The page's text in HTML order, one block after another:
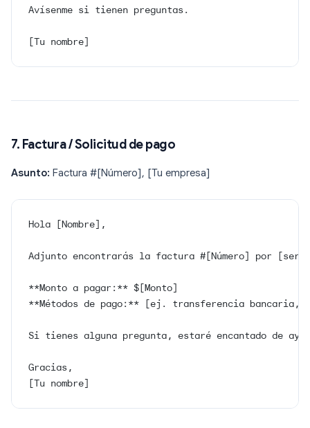
Avísenme si tienen preguntas.
[Tu nombre]
7. Factura / Solicitud de pago
Asunto: Factura #[Número], [Tu empresa]
Hola [Nombre],
Adjunto encontrarás la factura #[Número] por
**Monto a pagar:** $[Monto]
**Métodos de pago:** [ej. transferencia bancaria,
Si tienes alguna pregunta, estaré encantado de
Gracias,
[Tu nombre]